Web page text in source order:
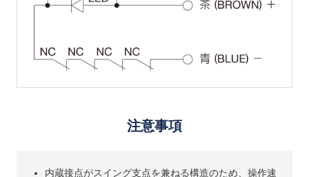
注意事項
内蔵接点がスイング支点を兼ねる構造のため、操作速